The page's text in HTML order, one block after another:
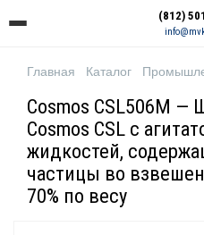
(812)
Главная Каталог
Cosmos CSL506M
Cosmos CSL с
жидкостей,
частицы во
70% по весу